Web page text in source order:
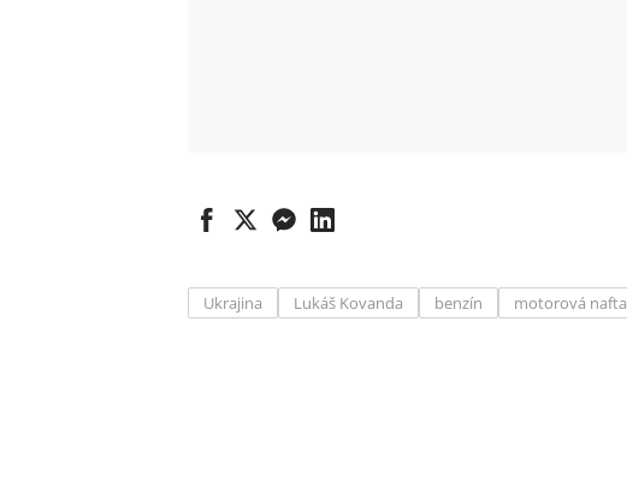
Ukrajina Lukáš Kovanda benzín motorová nafta